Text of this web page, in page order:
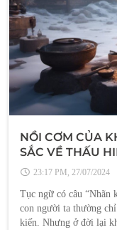
NỒI CƠM CỦA
SẮC VỀ THẤU
23:17 PM, 27/07/2024
Tục ngữ có câu “Nhãn
con người ta thường
kiến. Nhưng ở đời lại